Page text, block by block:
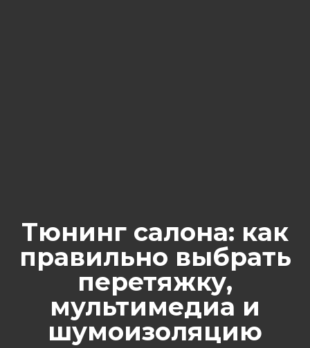
Тюнинг салона: как
правильно выбрать
перетяжку,
мультимедиа и
шумоизоляцию